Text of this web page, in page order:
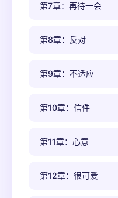
第7章：再待一会
第8章：反对
第9章：不适应
第10章：信件
第11章：心意
第12章：很可爱